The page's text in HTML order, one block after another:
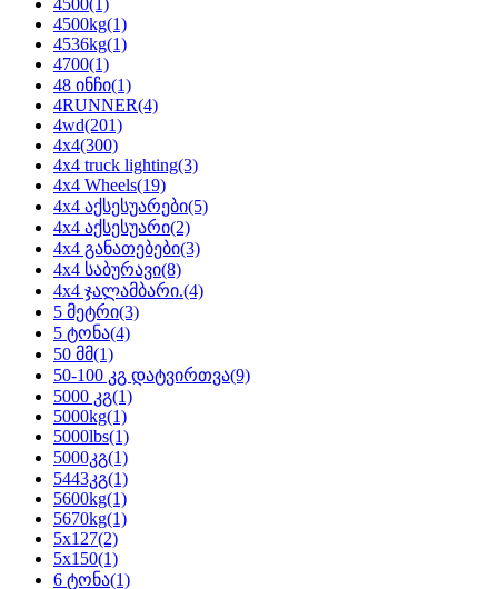
4500(1)
4500kg(1)
4536kg(1)
4700(1)
48 ინჩი(1)
4RUNNER(4)
4wd(201)
4x4(300)
4x4 truck lighting(3)
4x4 Wheels(19)
4x4 აქსესუარები(5)
4x4 აქსესუარი(2)
4x4 განათებები(3)
4x4 საბურავი(8)
4x4 ჯალამბარი.(4)
5 მეტრი(3)
5 ტონა(4)
50 მმ(1)
50-100 კგ დატვირთვა(9)
5000 კგ(1)
5000kg(1)
5000lbs(1)
5000კგ(1)
5443კგ(1)
5600kg(1)
5670kg(1)
5x127(2)
5x150(1)
6 ტონა(1)